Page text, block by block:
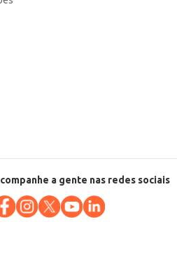
a gente nas redes sociais